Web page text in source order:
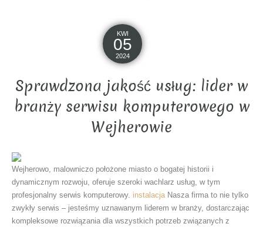
KWI
05
2024
Sprawdzona jakość usług: lider w
branży serwisu komputerowego w
Wejherowie
Wejherowo, malowniczo położone miasto o bogatej historii i
dynamicznym rozwoju, oferuje szeroki wachlarz usług, w tym
profesjonalny serwis komputerowy. instalacjaNasza firma to nie tylko
zwykły serwis – jesteśmy uznawanym liderem w branży, dostarczając
kompleksowe rozwiązania dla wszystkich potrzeb związanych z